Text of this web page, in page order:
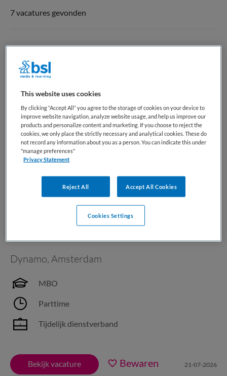
7 vacatures gevonden
Kinderopvang Zeeuws-Vlaanderen
Fulltime
Vaste aanstelling
Bekijk vacature Bewaren
Dynamo, Amsterdam
MBO
Parttime
Tijdelijk dienstverband
Bekijk vacature Bewaren 21-07-2026
This website uses cookies
By clicking “Accept All” you agree to the storage of cookies on your device to
improve website navigation, analyze website usage, and help us improve our
products and personalize content and marketing. If you choose to reject the
cookies, we only place the strictly necessary and analytical cookies. These do
not record any information about you as a person. You can indicate this under
"manage preferences"
Privacy Statement
Reject All Accept All Cookies
Cookies Settings